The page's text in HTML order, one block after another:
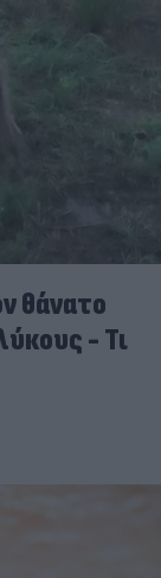
θάνατο
- Τι